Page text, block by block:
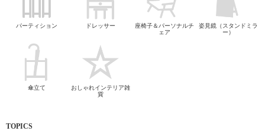
パーティション ドレッサー
座椅子＆パーソナルチ
ェア
姿見鏡（スタンドミラ
ー）
傘立て
おしゃれインテリア雑
貨